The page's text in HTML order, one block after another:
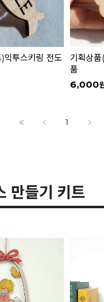
익투스키링 전도
기획상
품
6,000
1
만들기 키트